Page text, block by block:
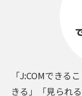
「J:COMできる
きる」「見られ